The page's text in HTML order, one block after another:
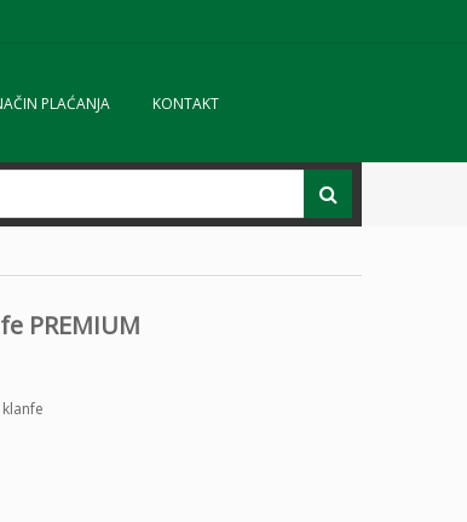
PLAĆANJA KONTAKT
PREMIUM
klanfe